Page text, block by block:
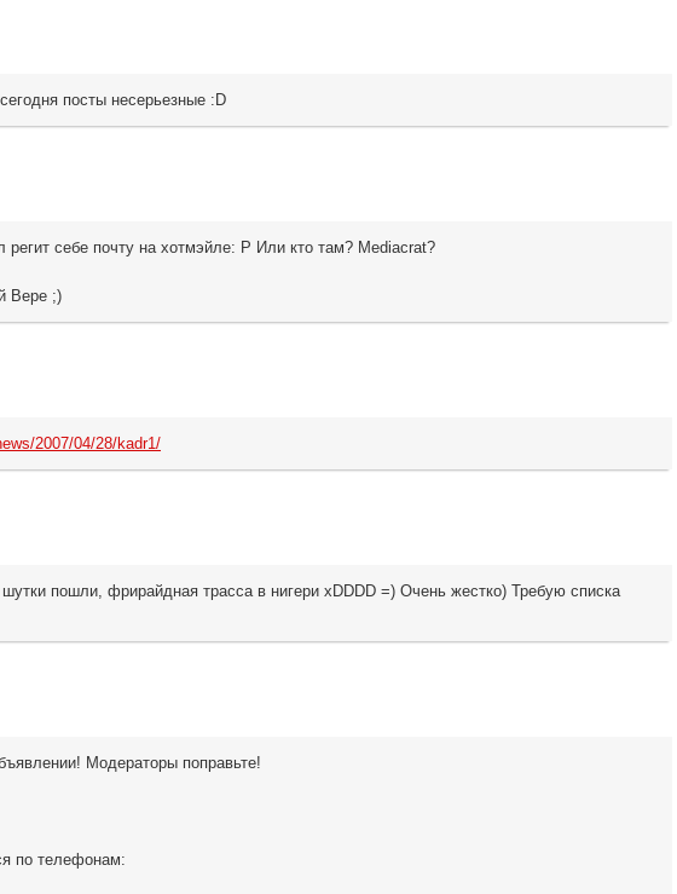
посты несерьезные :D
регит себе почту на хотмэйле: Р Или кто там? Mediacrat?
Вере ;)
2007/04/28/kadr1/
пошли, фрирайдная трасса в нигери xDDDD =) Очень жестко) Требую списка
Модераторы поправьте!
по телефонам: